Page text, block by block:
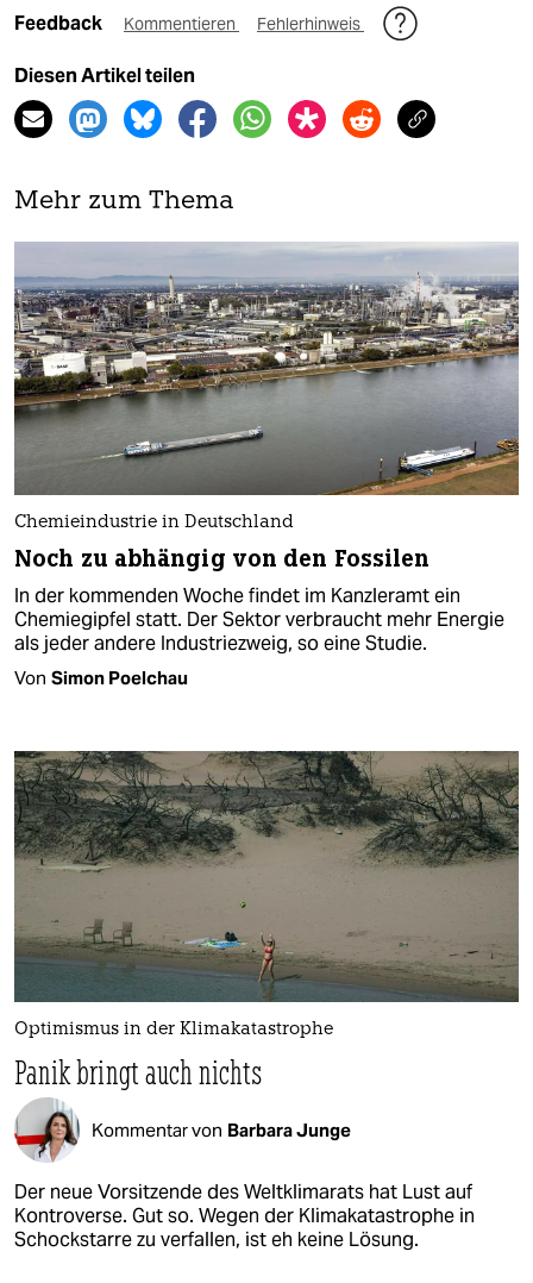
Feedback Kommentieren Fehlerhinweis
Diesen Artikel teilen
Mehr zum Thema
Chemieindustrie in Deutschland
Noch zu abhängig von den Fossilen
In der kommenden Woche findet im Kanzleramt ein
Chemiegipfel statt. Der Sektor verbraucht mehr Energie
als jeder andere Industriezweig, so eine Studie.
Von Simon Poelchau
Optimismus in der Klimakatastrophe
Panik bringt auch nichts
Kommentar von Barbara Junge
Der neue Vorsitzende des Weltklimarats hat Lust auf
Kontroverse. Gut so. Wegen der Klimakatastrophe in
Schockstarre zu verfallen, ist eh keine Lösung.